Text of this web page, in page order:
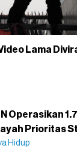
Lama
Operasikan
Prioritas
Hidup